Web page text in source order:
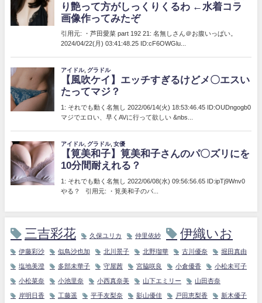
三吉彩花 久保ユリカ 仲里依紗 伊織いお
伊藤彩沙 似鳥沙也加 北川景子 北野瑠華 古川優奈 堀田真由
塩地美澄 多部未華子 守屋茜 宮脇咲良 小倉優香 小松未可子
小松菜奈 小池里奈 小西真奈美 山下エミリー 山田杏奈
岸明日香 工藤遥 平手友梨奈 影山優佳 戸田恵梨香 新木優子